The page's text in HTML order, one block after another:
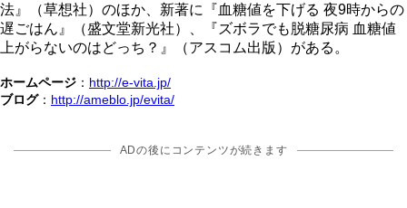
法』（草想社）のほか、新著に『血糖値を下げる 夜9時からの
遅ごはん』（盛文堂新光社）、『ズボラでも脱糖尿病 血糖値
上がらないのはどっち？』（アスコム出版）がある。
ホームページ ： http://e-vita.jp/
ブログ： http://ameblo.jp/evita/
ADの後にコンテンツが続きます